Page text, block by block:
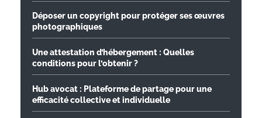
Déposer un copyright pour protéger ses œuvres
photographiques
Une attestation d’hébergement : Quelles
conditions pour l’obtenir ?
Hub avocat : Plateforme de partage pour une
efficacité collective et individuelle